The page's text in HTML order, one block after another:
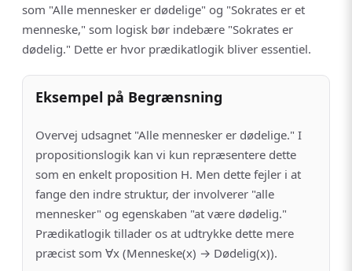
som "Alle mennesker er dødelige" og "Sokrates er et
menneske," som logisk bør indebære "Sokrates er
dødelig." Dette er hvor prædikatlogik bliver essentiel.
Eksempel på Begrænsning
Overvej udsagnet "Alle mennesker er dødelige." I
propositionslogik kan vi kun repræsentere dette
som en enkelt proposition H. Men dette fejler i at
fange den indre struktur, der involverer "alle
mennesker" og egenskaben "at være dødelig."
Prædikatlogik tillader os at udtrykke dette mere
præcist som ∀x (Menneske(x) → Dødelig(x)).